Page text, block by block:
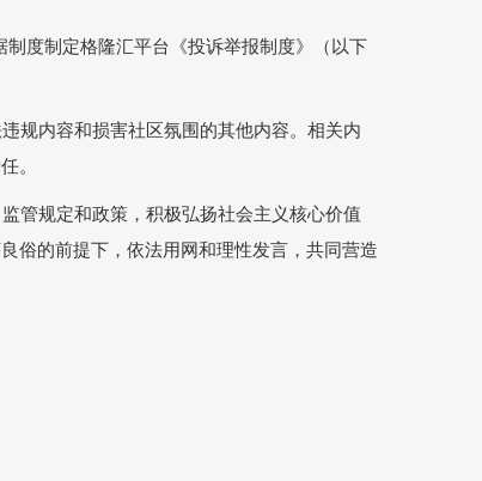
度制定格隆汇平台《投诉举报制度》（以下
规内容和损害社区氛围的其他内容。相关内
。
管规定和政策，积极弘扬社会主义核心价值
俗的前提下，依法用网和理性发言，共同营造